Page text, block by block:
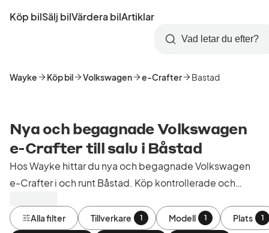
till
Startsida
Köp bilSälj bilVärdera bilArtiklar
Skapa
konto
Logga
in
Sök
Wayke Köp bil Volkswagen e-Crafter Bastad
Nya och begagnade Volkswagen
e-Crafter till salu i Båstad
Hos Wayke hittar du nya och begagnade Volkswagen
e-Crafter i och runt Båstad. Köp kontrollerade och
Alla filter Tillverkare 1 Modell 1 Plats 1